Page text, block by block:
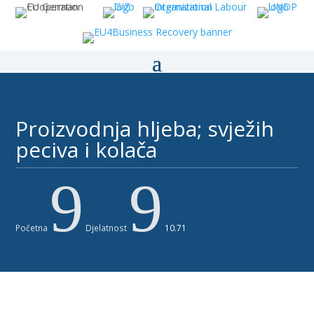
Proizvodnja hljeba; svježih
peciva i kolača
Početna 9 Djelatnost 9 10.71